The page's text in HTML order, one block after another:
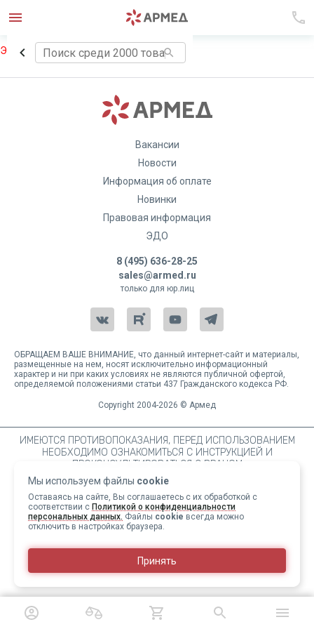
Элемент не найден!
Мы используем файлы cookie
Оставаясь на сайте, Вы соглашаетесь с их обработкой с
соответствии с Политикой о конфиденциальности
персональных данных. Файлы cookie всегда можно
отключить в настройках браузера.
Принять
Вакансии
Новости
Информация об оплате
Новинки
Правовая информация
ЭДО
8 (495) 636-28-25
sales@armed.ru
только для юр.лиц
ОБРАЩАЕМ ВАШЕ ВНИМАНИЕ, что данный интернет-сайт и материалы,
размещенные на нем, носят исключительно информационный
характер и ни при каких условиях не являются публичной офертой,
определяемой положениями статьи 437 Гражданского кодекса РФ.
Copyright 2004-2026 © Армед
ИМЕЮТСЯ ПРОТИВОПОКАЗАНИЯ, ПЕРЕД ИСПОЛЬЗОВАНИЕМ
НЕОБХОДИМО ОЗНАКОМИТЬСЯ С ИНСТРУКЦИЕЙ И
ПРОКОНСУЛЬТИРОВАТЬСЯ С ВРАЧОМ